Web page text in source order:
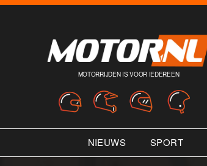
MOTORRIJDEN IS VOOR IEDEREEN
NIEUWS SPORT